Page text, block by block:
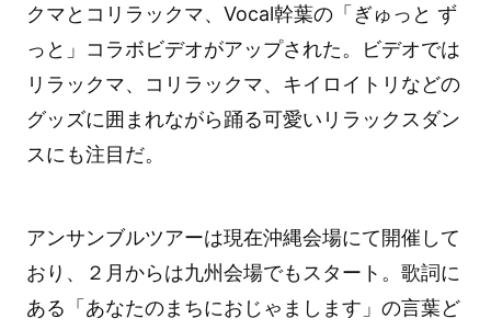
クマとコリラックマ、Vocal幹葉の「ぎゅっと ず
っと」コラボビデオがアップされた。ビデオでは
リラックマ、コリラックマ、キイロイトリなどの
グッズに囲まれながら踊る可愛いリラックスダン
スにも注目だ。
アンサンブルツアーは現在沖縄会場にて開催して
おり、２月からは九州会場でもスタート。歌詞に
ある「あなたのまちにおじゃまします」の言葉ど